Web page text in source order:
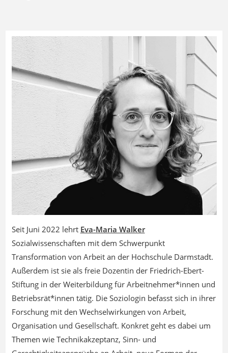
Seit Juni 2022 lehrt Eva-Maria Walker
Sozialwissenschaften mit dem Schwerpunkt
Transformation von Arbeit an der Hochschule Darmstadt.
Außerdem ist sie als freie Dozentin der Friedrich-Ebert-
Stiftung in der Weiterbildung für Arbeitnehmer*innen und
Betriebsrät*innen tätig. Die Soziologin befasst sich in ihrer
Forschung mit den Wechselwirkungen von Arbeit,
Organisation und Gesellschaft. Konkret geht es dabei um
Themen wie Technikakzeptanz, Sinn- und